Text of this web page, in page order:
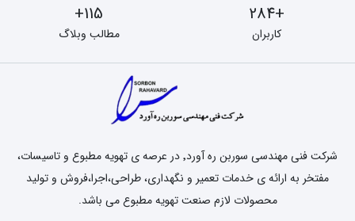
+284
کاربران
115+
مطالب وبلاگ
شرکت فنی مهندسی سوربن ره آورد٬ در عرصه ی تهویه مطبوع و تاسیسات،
مفتخر به ارائه ی خدمات تعمیر و نگهداری، طراحی،اجرا،فروش و تولید
محصولات لازم صنعت تهویه مطبوع می باشد.